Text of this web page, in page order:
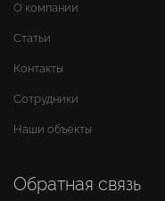
О компании
Статьи
Контакты
Сотрудники
Наши объекты
Обратная связь